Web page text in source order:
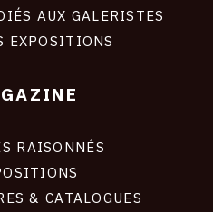
AUX GALERISTES
EXPOSITIONS
RAISONNÉS
& CATALOGUES